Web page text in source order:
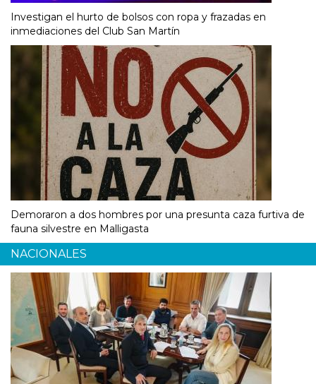
Investigan el hurto de bolsos con ropa y frazadas en
inmediaciones del Club San Martín
Demoraron a dos hombres por una presunta caza furtiva de
fauna silvestre en Malligasta
NACIONALES